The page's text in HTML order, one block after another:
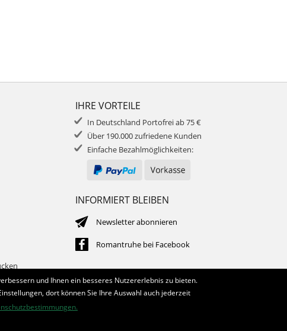
IHRE VORTEILE
In Deutschland Portofrei ab 75 €
Über 190.000 zufriedene Kunden
Einfache Bezahlmöglichkeiten:
INFORMIERT BLEIBEN
Newsletter abonnieren
Romantruhe bei Facebook
und Ihnen ein besseres Nutzererlebnis zu bieten.
dort können Sie Ihre Auswahl auch jederzeit